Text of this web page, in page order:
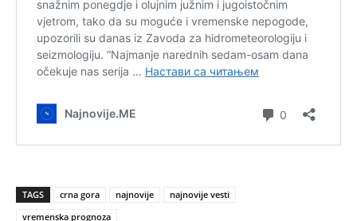
TAGS crna gora najnovije
najnovije vesti
vremenska prognoza